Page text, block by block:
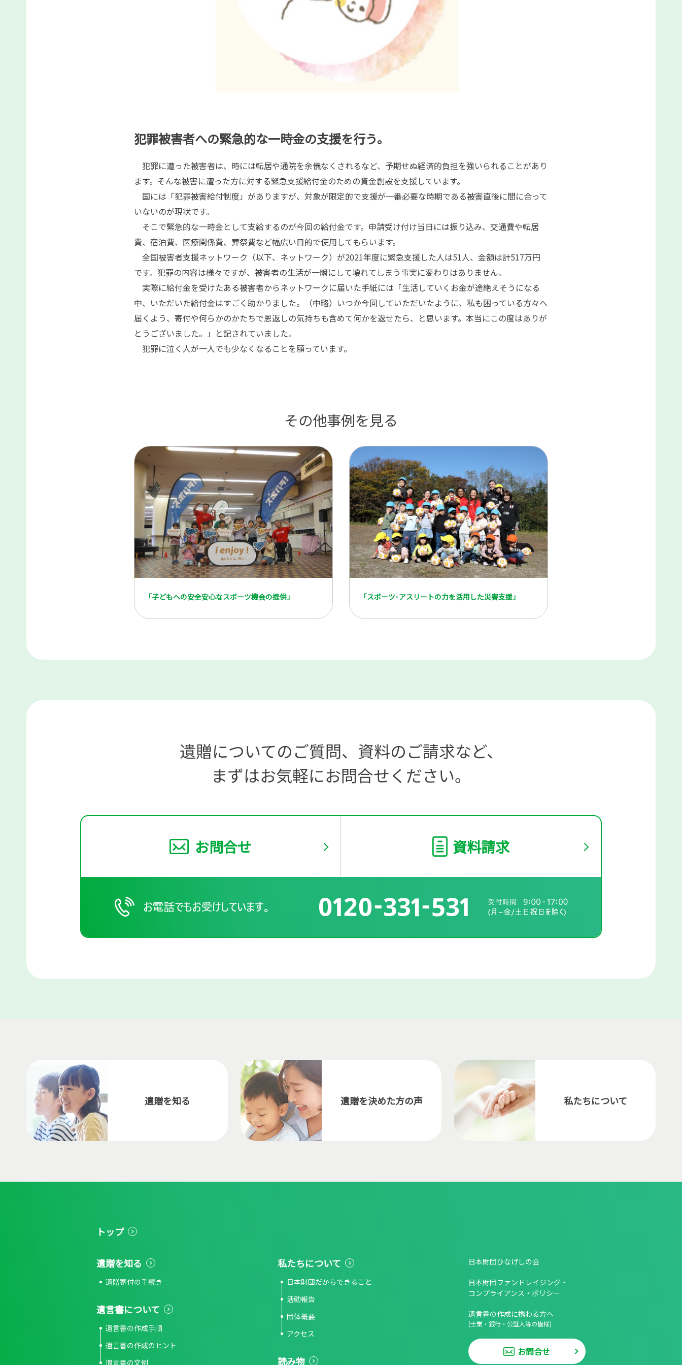
犯罪被害者への緊急的な一時金の支援を行う。
犯罪に遭った被害者は、時には転居や通院を余儀なくされるなど、予期せぬ経済的負担を強いられることがあり
ます。そんな被害に遭った方に対する緊急支援給付金のための資金創設を支援しています。
国には「犯罪被害給付制度」がありますが、対象が限定的で支援が一番必要な時期である被害直後に間に合って
いないのが現状です。
そこで緊急的な一時金として支給するのが今回の給付金です。申請受け付け当日には振り込み、交通費や転居
費、宿泊費、医療関係費、葬祭費など幅広い目的で使用してもらいます。
全国被害者支援ネットワーク（以下、ネットワーク）が2021年度に緊急支援した人は51人、金額は計517万円
です。犯罪の内容は様々ですが、被害者の生活が一瞬にして壊れてしまう事実に変わりはありません。
実際に給付金を受けたある被害者からネットワークに届いた手紙には「生活していくお金が途絶えそうになる
中、いただいた給付金はすごく助かりました。（中略）いつか今回していただいたように、私も困っている方々へ
届くよう、寄付や何らかのかたちで恩返しの気持ちも含めて何かを返せたら、と思います。本当にこの度はありが
とうございました。」と記されていました。
犯罪に泣く人が一人でも少なくなることを願っています。
その他事例を見る
「子どもへの安全安心なスポーツ機会の提供」 「スポーツ･アスリートの力を活用した災害支援」
遺贈についてのご質問、 資料のご請求など、
まずはお気軽にお問合せください。
お問合せ 資料請求
遺贈を知る 遺贈を決めた方の声 私たちについて
トップ
遺贈を知る
遺贈寄付の手続き
遺言書について
遺言書の作成手順
遺言書の作成のヒント
遺言書の文例
私たちについて
日本財団だからできること
活動報告
団体概要
アクセス
読み物
日本財団ひなげしの会
日本財団ファンドレイジング・
コンプライアンス・ポリシー
遺言書の作成に携わる方へ
(士業・銀行・公証人等の皆様)
お問合せ